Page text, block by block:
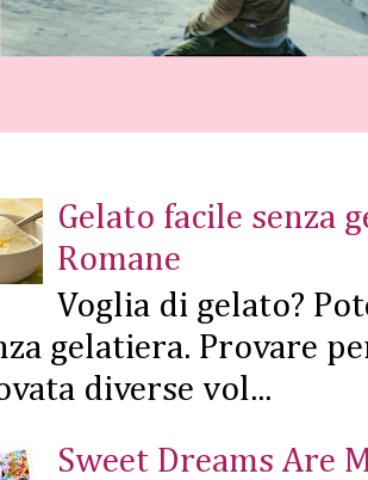
Gelato facile senza
Romane
Voglia di gelato?
gelatiera. Provare
diverse vol...
Sweet Dreams Are